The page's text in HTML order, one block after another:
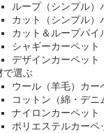
ループ（シンプル）
カット（シンプル）
カット＆ループパイ
シャギーカーペット
デザインカーペット
で選ぶ
ウール（羊毛）カー
コットン（綿・デニ
ナイロンカーペット
ポリエステルカーペ